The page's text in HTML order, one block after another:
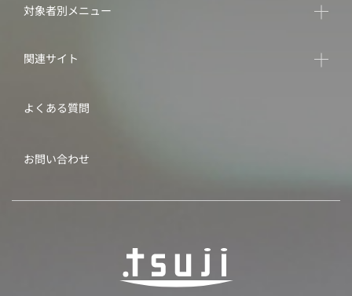
対象者別メニュー
関連サイト
よくある質問
お問い合わせ